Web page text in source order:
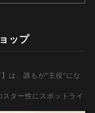
ップ
は、誰もが“主役”にな
ター性にスポットライ